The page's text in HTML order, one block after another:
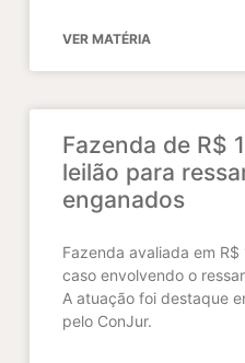
VER MATÉRIA
Fazenda de R$
leilão para
enganados
Fazenda avaliada em
caso envolvendo o
A atuação foi destaque
pelo ConJur.